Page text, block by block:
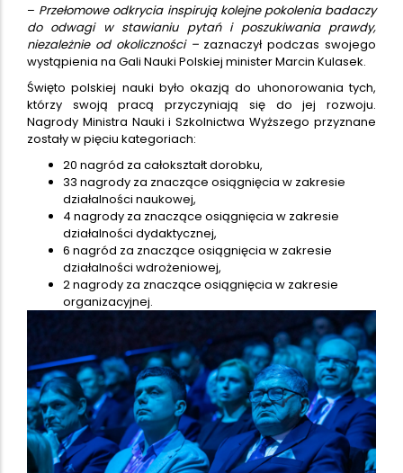
– Przełomowe odkrycia inspirują kolejne pokolenia badaczy
do odwagi w stawianiu pytań i poszukiwania prawdy,
niezależnie od okoliczności –zaznaczył podczas swojego
wystąpienia na Gali Nauki Polskiej minister Marcin Kulasek.
Święto polskiej nauki było okazją do uhonorowania tych,
którzy swoją pracą przyczyniają się do jej rozwoju.
Nagrody Ministra Nauki i Szkolnictwa Wyższego przyznane
zostały w pięciu kategoriach:
20 nagród za całokształt dorobku,
33 nagrody za znaczące osiągnięcia w zakresie
działalności naukowej,
4 nagrody za znaczące osiągnięcia w zakresie
działalności dydaktycznej,
6 nagród za znaczące osiągnięcia w zakresie
działalności wdrożeniowej,
2 nagrody za znaczące osiągnięcia w zakresie
organizacyjnej.